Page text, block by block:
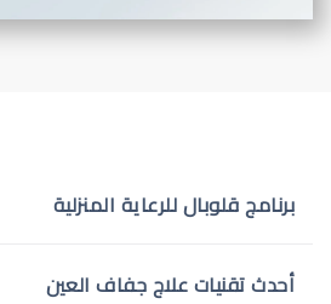
برنامج قلوبال للرعاية المنزلية
أحدث تقنيات علاج جفاف العين